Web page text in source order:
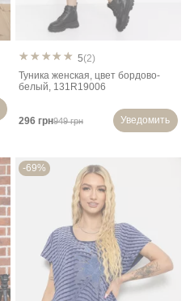
5(2)
Туника женская, цвет бордово-
белый, 131R19006
296 грн949 грн Уведомить
-69%